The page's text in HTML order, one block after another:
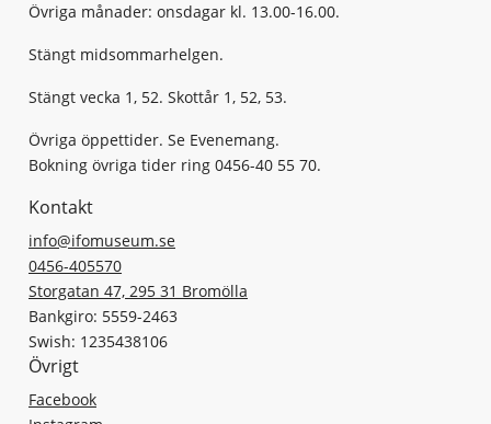
Övriga månader: onsdagar kl. 13.00-16.00.
Stängt midsommarhelgen.
Stängt vecka 1, 52. Skottår 1, 52, 53.
Övriga öppettider. Se Evenemang.
Bokning övriga tider ring 0456-40 55 70.
Kontakt
info@ifomuseum.se
0456-405570
Storgatan 47, 295 31 Bromölla
Bankgiro: 5559-2463
Swish: 1235438106
Övrigt
Facebook